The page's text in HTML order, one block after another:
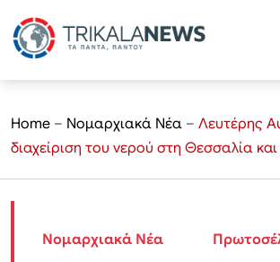
Home – Νομαρχιακά Νέα – Λευτέρης
διαχείριση του νερού στη Θεσσαλία
Νομαρχιακά Νέα